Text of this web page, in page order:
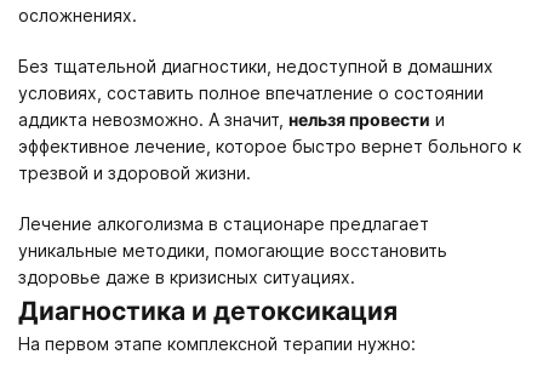
осложнениях.
Без тщательной диагностики, недоступной в домашних
условиях, составить полное впечатление о состоянии
аддикта невозможно. А значит, нельзя провести и
эффективное лечение, которое быстро вернет больного к
трезвой и здоровой жизни.
Лечение алкоголизма в стационаре предлагает
уникальные методики, помогающие восстановить
здоровье даже в кризисных ситуациях.
Диагностика и детоксикация
На первом этапе комплексной терапии нужно: